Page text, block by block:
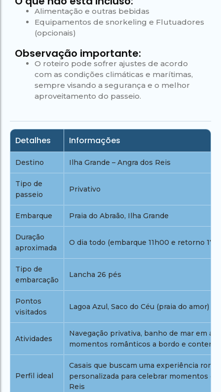
Alimentação e outras bebidas
Equipamentos de snorkeling e Flutuadores
(opcionais)
Observação importante:
O roteiro pode sofrer ajustes de acordo
com as condições climáticas e marítimas,
sempre visando a segurança e o melhor
aproveitamento do passeio.
Detalhes Informações
Destino Ilha Grande – Angra dos Reis
Tipo de
passeio
Privativo
Embarque Praia do Abraão, Ilha Grande
Duração
aproximada
O dia todo (embarque 11h00 e retorno
Tipo de
embarcação
Lancha 26 pés
Pontos
visitados
Lagoa Azul, Saco do Céu (praia do amor) e
Atividades
Navegação privativa, banho de mar em
momentos românticos a bordo e
Perfil ideal
Casais que buscam uma experiência
personalizada para celebrar momentos
Reis